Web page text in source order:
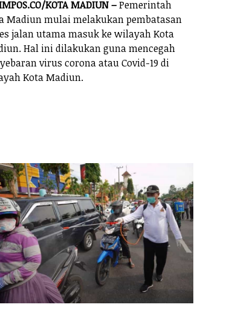
KOTA MADIUN –Pemerintah
Madiun mulai melakukan pembatasan
jalan utama masuk ke wilayah Kota
Hal ini dilakukan guna mencegah
virus corona atau Covid-19 di
Kota Madiun.